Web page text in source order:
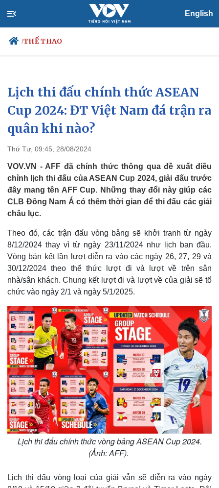
English
/THỂ THAO
Chính trị
Đảng
Tổ chức nhân sự
Quốc hội
Nhận diện sự thật
Xã hội
Tin 24h
Dự báo thời tiết
Lịch thi đấu chính thức ASEAN
Cup 2024: ĐT Việt Nam đá trận ra
quân khi nào?
Thứ Tư, 09:45, 28/08/2024
VOV.VN - AFF đã chính thức thông qua đề xuất điều
chỉnh lịch thi đấu của ASEAN Cup 2024, giải đấu trước
đây mang tên AFF Cup. Những thay đổi này giúp các
CLB Đông Nam Á có thêm thời gian để thi đấu các giải
châu lục.
Theo đó, các trận đấu vòng bảng sẽ khởi tranh từ ngày
8/12/2024 thay vì từ ngày 23/11/2024 như lịch ban đầu.
Vòng bán kết lần lượt diễn ra vào các ngày 26, 27, 29 và
30/12/2024 theo thể thức lượt đi và lượt về trên sân
nhà/sân khách. Chung kết lượt đi và lượt về của giải sẽ tổ
chức vào ngày 2/1 và ngày 5/1/2025.
Lịch thi đấu chính thức vòng bảng ASEAN Cup 2024.
(Ảnh: AFF).
Lịch thi đấu vòng loại của giải vẫn sẽ diễn ra vào ngày